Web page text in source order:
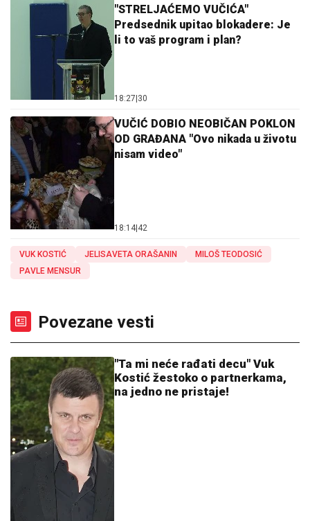
"STRELJAĆEMO VUČIĆA"
Predsednik upitao blokadere: Je
li to vaš program i plan?
18:27|30
VUČIĆ DOBIO NEOBIČAN POKLON
OD GRAĐANA "Ovo nikada u životu
nisam video"
18:14|42
VUK KOSTIĆ JELISAVETA ORAŠANIN
MILOŠ TEODOSIĆ
PAVLE MENSUR
Povezane vesti
"Ta mi neće rađati decu" Vuk
Kostić žestoko o partnerkama,
na jedno ne pristaje!